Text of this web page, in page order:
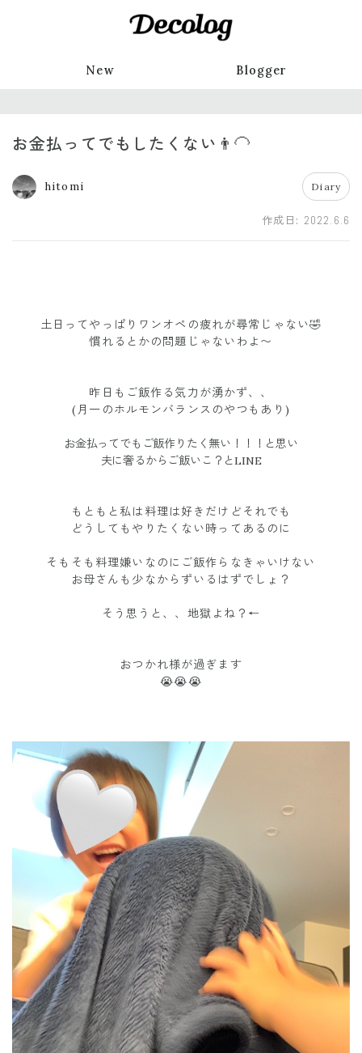
New Blogger
お金払ってでもしたくない👨‍🦲
hitomi Diary
作成日: 2022.6.6
土日ってやっぱりワンオペの疲れが尋常じゃない🤣
慣れるとかの問題じゃないわよ〜
昨日もご飯作る気力が湧かず、、
(月一のホルモンバランスのやつもあり)
お金払ってでもご飯作りたく無い！！！と思い
夫に奢るからご飯いこ？とLINE
もともと私は料理は好きだけどそれでも
どうしてもやりたくない時ってあるのに
そもそも料理嫌いなのにご飯作らなきゃいけない
お母さんも少なからずいるはずでしょ？
そう思うと、、地獄よね？←
おつかれ様が過ぎます
😭😭😭